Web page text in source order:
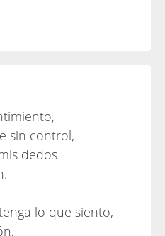
sin control,
dedos
lo que siento,